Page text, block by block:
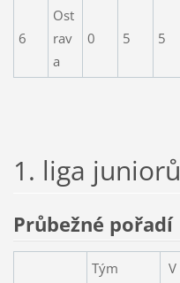
6
Ost
rav
a
0 5 5
1. liga juniorů
Průbežné pořadí
Tým V